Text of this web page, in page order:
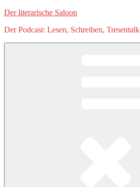
Zum
springen
Der literarische Saloon
Der Podcast: Lesen, Schreiben, Tresentalk